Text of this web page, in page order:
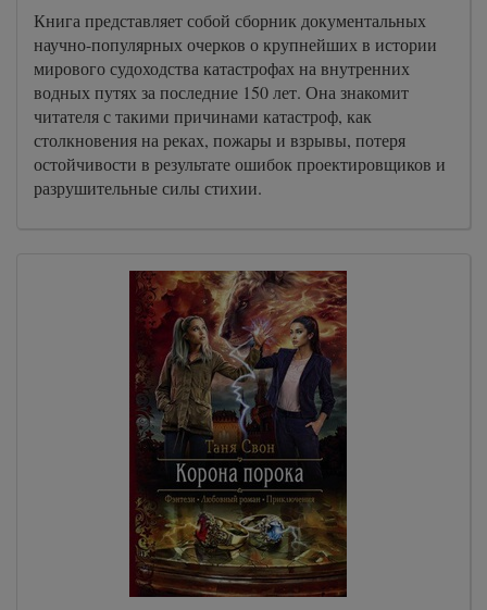
Книга представляет собой сборник документальных
научно-популярных очерков о крупнейших в истории
мирового судоходства катастрофах на внутренних
водных путях за последние 150 лет. Она знакомит
читателя с такими причинами катастроф, как
столкновения на реках, пожары и взрывы, потеря
остойчивости в результате ошибок проектировщиков и
разрушительные силы стихии.